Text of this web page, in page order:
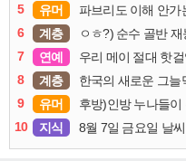
5
유머 파브리도 이해 안가
6
계층 ㅇㅎ?) 순수 골반 재
7
연예 우리 메이 절대 핫
8
계층 한국의 새로운 그늘
9
유머 후방)인방 누나들이
10
지식 8월 7일 금요일 날